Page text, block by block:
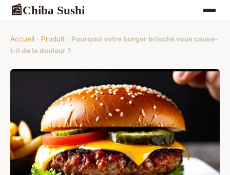
📰Chiba Sushi
Accueil › Produit › Pourquoi votre burger brioché vous cause-
t-il de la douleur ?